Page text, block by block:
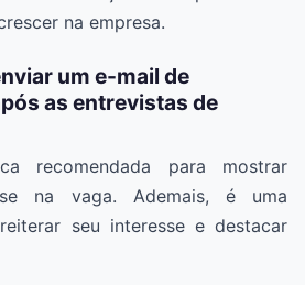
na empresa.
um e-mail de
as entrevistas de
recomendada para mostrar
na vaga. Ademais, é uma
seu interesse e destacar